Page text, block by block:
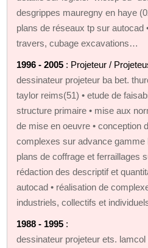
desgrippes mauregny en haye
plans de réseaux tp sur autocad
travers, cubage excavations…
1996 - 2005 : Projeteur /
dessinateur projeteur ba bet.
taylor reims(51) • etude de
structure primaire • mise aux
de mise en oeuvre • conception
complexes sur advance gamme
plans de coffrage et ferraillages
rédaction des descriptif et
autocad • réalisation de
industriels, collectifs et
1988 - 1995 :
dessinateur projeteur ets.